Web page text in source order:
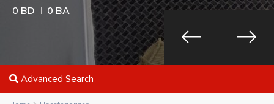
0 BD 0 BA
Advanced Search